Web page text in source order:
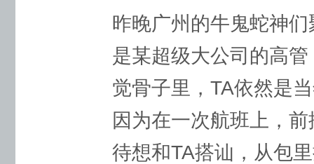
昨晚广州的牛鬼蛇神
是某超级大公司的高
觉骨子里，TA依然是
因为在一次航班上，
待想和TA搭讪，从包